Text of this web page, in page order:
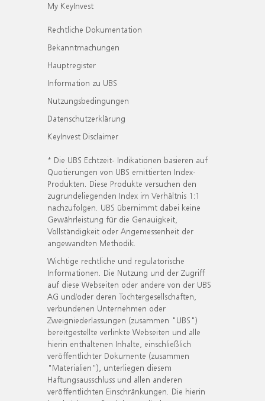
My KeyInvest
Rechtliche Dokumentation
Bekanntmachungen
Hauptregister
Information zu UBS
Nutzungsbedingungen
Datenschutzerklärung
KeyInvest Disclaimer
* Die UBS Echtzeit- Indikationen basieren auf
Quotierungen von UBS emittierten Index-
Produkten. Diese Produkte versuchen den
zugrundeliegenden Index im Verhältnis 1:1
nachzufolgen. UBS übernimmt dabei keine
Gewährleistung für die Genauigkeit,
Vollständigkeit oder Angemessenheit der
angewandten Methodik.
Wichtige rechtliche und regulatorische
Informationen. Die Nutzung und der Zugriff
auf diese Webseiten oder andere von der UBS
AG und/oder deren Tochtergesellschaften,
verbundenen Unternehmen oder
Zweigniederlassungen (zusammen "UBS")
bereitgestellte verlinkte Webseiten und alle
hierin enthaltenen Inhalte, einschließlich
veröffentlichter Dokumente (zusammen
"Materialien"), unterliegen diesem
Haftungsausschluss und allen anderen
veröffentlichten Einschränkungen. Die hierin